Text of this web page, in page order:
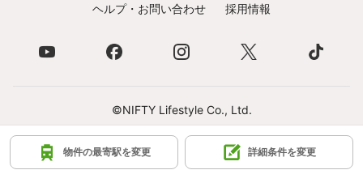
物件の最寄駅を変更 詳細条件を変更
ヘルプ・お問い合わせ 採用情報
©NIFTY Lifestyle Co., Ltd.